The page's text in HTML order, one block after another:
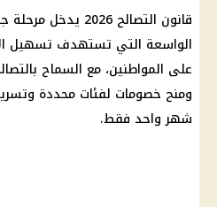
قانون التصالح 2026
الواسعة التي تستهدف تسهيل
على المواطنين، مع السماح
ومنح خصومات لفئات محددة
شهر واحد فقط.